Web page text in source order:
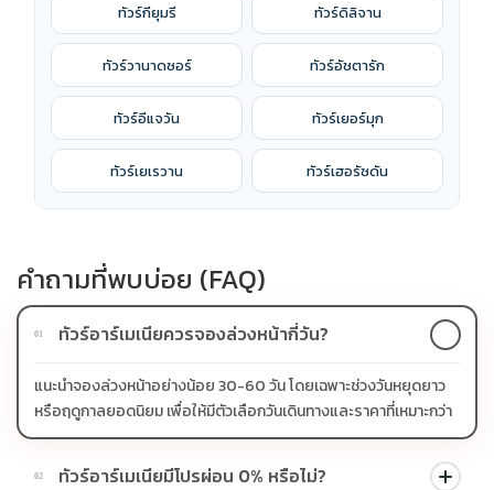
ทัวร์กียุมรี ทัวร์ดิลิจาน
ทัวร์วานาดซอร์ ทัวร์อัชตารัก
ทัวร์อีแจวัน ทัวร์เยอร์มุก
ทัวร์เยเรวาน ทัวร์เฮอรัซดัน
คำถามที่พบบ่อย (FAQ)
01 ทัวร์อาร์เมเนียควรจองล่วงหน้ากี่วัน?
แนะนำจองล่วงหน้าอย่างน้อย 30-60 วัน โดยเฉพาะช่วงวันหยุดยาว
หรือฤดูกาลยอดนิยม เพื่อให้มีตัวเลือกวันเดินทางและราคาที่เหมาะกว่า
02 ทัวร์อาร์เมเนียมีโปรผ่อน 0% หรือไม่?